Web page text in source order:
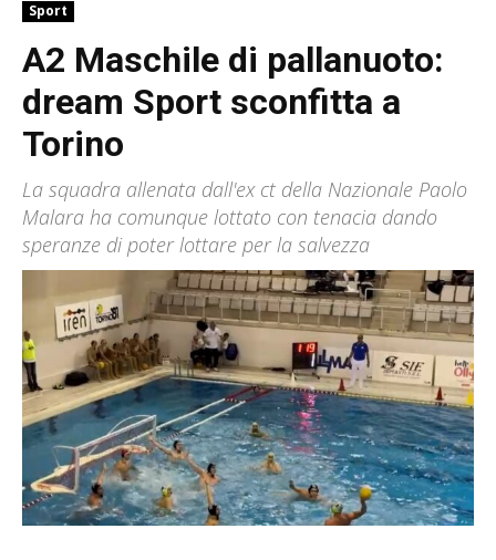
Sport
A2 Maschile di pallanuoto:
dream Sport sconfitta a
Torino
La squadra allenata dall'ex ct della Nazionale Paolo
Malara ha comunque lottato con tenacia dando
speranze di poter lottare per la salvezza